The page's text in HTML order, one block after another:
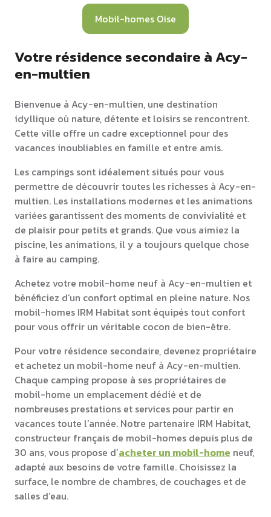
Mobil-homes Oise
Votre résidence secondaire à Acy-
en-multien
Bienvenue à Acy-en-multien, une destination
idyllique où nature, détente et loisirs se rencontrent.
Cette ville offre un cadre exceptionnel pour des
vacances inoubliables en famille et entre amis.
Les campings sont idéalement situés pour vous
permettre de découvrir toutes les richesses à Acy-en-
multien. Les installations modernes et les animations
variées garantissent des moments de convivialité et
de plaisir pour petits et grands. Que vous aimiez la
piscine, les animations, il y a toujours quelque chose
à faire au camping.
Achetez votre mobil-home neuf à Acy-en-multien et
bénéficiez d’un confort optimal en pleine nature. Nos
mobil-homes IRM Habitat sont équipés tout confort
pour vous offrir un véritable cocon de bien-être.
Pour votre résidence secondaire, devenez propriétaire
et achetez un mobil-home neuf à Acy-en-multien.
Chaque camping propose à ses propriétaires de
mobil-home un emplacement dédié et de
nombreuses prestations et services pour partir en
vacances toute l’année. Notre partenaire IRM Habitat,
constructeur français de mobil-homes depuis plus de
30 ans, vous propose d’acheter un mobil-home neuf,
adapté aux besoins de votre famille. Choisissez la
surface, le nombre de chambres, de couchages et de
salles d’eau.